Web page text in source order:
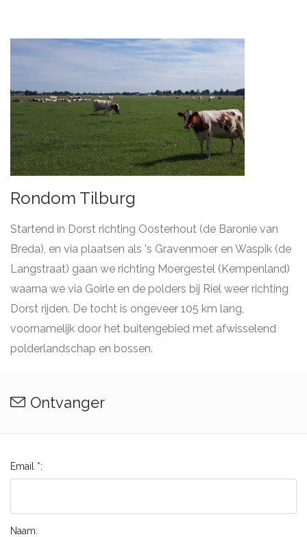
Rondom Tilburg
Startend in Dorst richting Oosterhout (de Baronie van
Breda), en via plaatsen als 's Gravenmoer en Waspik (de
Langstraat) gaan we richting Moergestel (Kempenland)
waarna we via Goirle en de polders bij Riel weer richting
Dorst rijden. De tocht is ongeveer 105 km lang,
voornamelijk door het buitengebied met afwisselend
polderlandschap en bossen.
Ontvanger
Email *:
Naam: